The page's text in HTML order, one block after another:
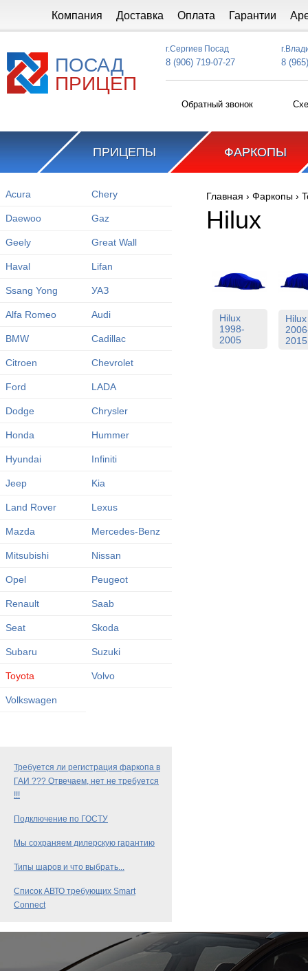
Компания Доставка Оплата Гарантии
ПОСАД
ПРИЦЕП
г.Сергиев Посад
8 (906) 719-07-27 8
Обратный звонок
ПРИЦЕПЫ ФАРКОПЫ
Acura Chery
Daewoo Gaz
Geely Great Wall
Haval Lifan
Ssang Yong УАЗ
Alfa Romeo Audi
BMW Cadillac
Citroen Chevrolet
Ford LADA
Dodge Chrysler
Honda Hummer
Hyundai Infiniti
Jeep Kia
Land Rover Lexus
Mazda Mercedes-Benz
Mitsubishi Nissan
Opel Peugeot
Renault Saab
Seat Skoda
Subaru Suzuki
Toyota Volvo
Volkswagen
Требуется ли регистрация фаркопа в
ГАИ ??? Отвечаем, нет не требуется
!!!
Подключение по ГОСТУ
Мы сохраняем дилерскую гарантию
Типы шаров и что выбрать...
Список АВТО требующих Smart
Connect
Вы здесь
Главная › Фаркопы ›
Hilux
Hilux
1998-
2005
Hilux
2015